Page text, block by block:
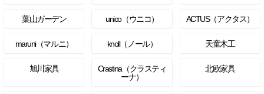
葉山ガーデン unico（ウニコ） ACTUS（アクタス）
maruni（マルニ） knoll（ノール） 天童木工
旭川家具
Crastina（クラスティ
ーナ）
北欧家具